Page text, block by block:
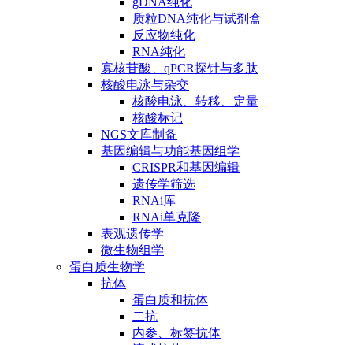
质粒DNA纯化与试剂盒
反应物纯化
RNA纯化
寡核苷酸、qPCR探针与多肽
核酸电泳与杂交
核酸电泳、转移、定量
核酸标记
NGS文库制备
基因编辑与功能基因组学
CRISPR和基因编辑
遗传学筛选
RNAi库
RNAi单克隆
表观遗传学
微生物组学
蛋白质生物学
抗体
蛋白质和抗体
二抗
内参、标签抗体